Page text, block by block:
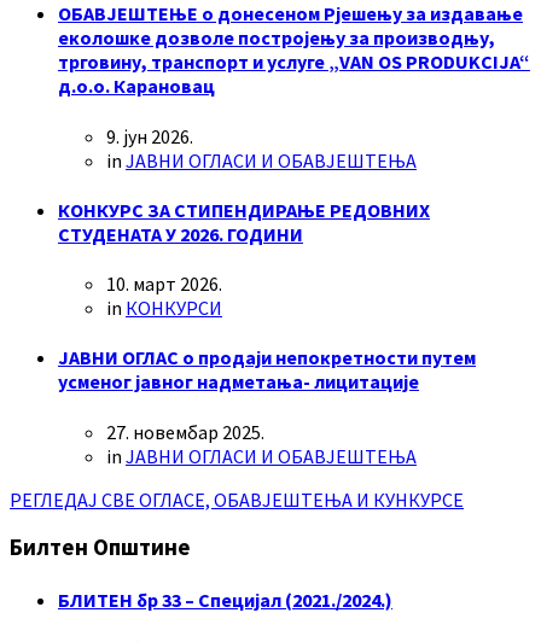
ОБАВЈЕШТЕЊЕ о донесеном Рјешењу за издавање
еколошке дозволе постројењу за производњу,
трговину, транспорт и услуге „VAN OS PRODUKCIJA“
д.о.о. Карановац
9. јун 2026.
in ЈАВНИ ОГЛАСИ И ОБАВЈЕШТЕЊА
КОНКУРС ЗА СТИПЕНДИРАЊЕ РЕДОВНИХ
СТУДЕНАТА У 2026. ГОДИНИ
10. март 2026.
in КОНКУРСИ
ЈАВНИ ОГЛАС о продаји непокретности путем
усменог јавног надметања- лицитације
27. новембар 2025.
in ЈАВНИ ОГЛАСИ И ОБАВЈЕШТЕЊА
РЕГЛЕДАЈ СВЕ ОГЛАСЕ, ОБАВЈЕШТЕЊА И КУНКУРСЕ
Билтен Општине
БЛИТЕН бр 33 – Специјал (2021./2024.)